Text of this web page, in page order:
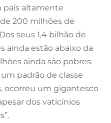
país altamente
200 milhões de
seus 1,4 bilhão de
ainda estão abaixo da
ainda são pobres.
padrão de classe
ocorreu um gigantesco
dos vaticínios